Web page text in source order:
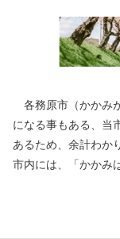
各務原市（かかみ
になる事もある、当
あるため、余計わか
市内には、「かかみ
となっていますので